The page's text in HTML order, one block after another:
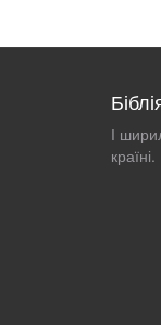
І
країні.